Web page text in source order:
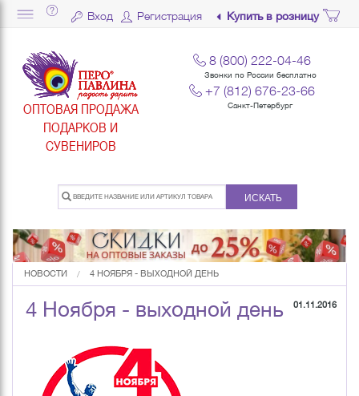
Вход Регистрация Купить в розницу
ОПТОВАЯ ПРОДАЖА
ПОДАРКОВ И
СУВЕНИРОВ
8 (800) 222-04-46
Звонки по России бесплатно
+7 (812) 676-23-66
Санкт-Петербург
ИСКАТЬ
НОВОСТИ 4 НОЯБРЯ - ВЫХОДНОЙ ДЕНЬ
4 Ноября - выходной день 01.11.2016